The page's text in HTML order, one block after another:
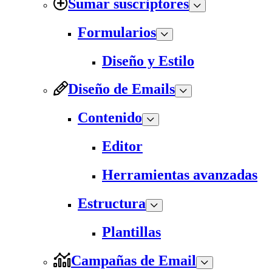
Sumar suscriptores
Formularios
Diseño y Estilo
Diseño de Emails
Contenido
Editor
Herramientas avanzadas
Estructura
Plantillas
Campañas de Email